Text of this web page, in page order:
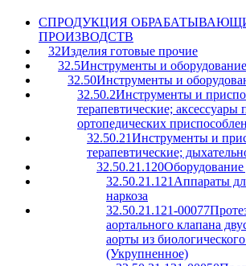
CПРОДУКЦИЯ
ПРОИЗВОДСТВ
32Изделия готовые прочие
32.5Инструменты и
32.50Инструменты и
32.50.2Инструменты и
терапевтические; аксессуары
ортопедических
32.50.21Инструменты и
терапевтические;
32.50.21.120Оборудование
32.50.21.121 Аппараты
наркоза
32.50.21.121-00077
аортального клапана
аорты из
(Укрупненное)